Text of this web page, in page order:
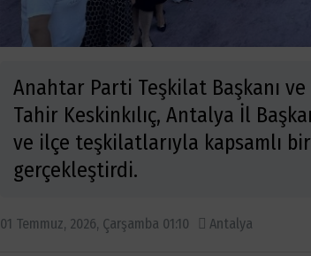
Anahtar Parti Teşkilat Başkanı ve
Tahir Keskinkılıç, Antalya İl
ve ilçe teşkilatlarıyla kapsamlı
gerçekleştirdi.
01 Temmuz, 2026, Çarşamba 01:10 Antalya